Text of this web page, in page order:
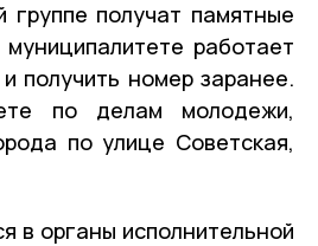
получат памятные
работает
получить номер заранее.
по делам молодежи,
по улице Советская,
в органы исполнительной